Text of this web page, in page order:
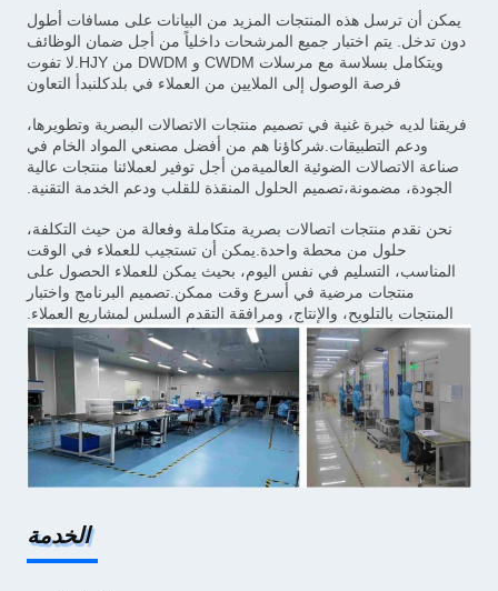
يمكن أن ترسل هذه المنتجات المزيد من البيانات على مسافات أطول
دون تدخل. يتم اختبار جميع المرشحات داخلياً من أجل ضمان الوظائف
ويتكامل بسلاسة مع مرسلات CWDM و DWDM من HJY.لا تفوت
فرصة الوصول إلى الملايين من العملاء في بلدكلنبدأ التعاون
فريقنا لديه خبرة غنية في تصميم منتجات الاتصالات البصرية وتطويرها،
ودعم التطبيقات.شركاؤنا هم من أفضل مصنعي المواد الخام في
صناعة الاتصالات الضوئية العالميةمن أجل توفير لعملائنا منتجات عالية
الجودة، مضمونة،تصميم الحلول المنقذة للقلب ودعم الخدمة التقنية.
نحن نقدم منتجات اتصالات بصرية متكاملة وفعالة من حيث التكلفة،
حلول من محطة واحدة.يمكن أن تستجيب للعملاء في الوقت
المناسب، التسليم في نفس اليوم، بحيث يمكن للعملاء الحصول على
منتجات مرضية في أسرع وقت ممكن.تصميم البرنامج واختبار
المنتجات بالتلويح، والإنتاج، ومرافقة التقدم السلس لمشاريع العملاء.
الخدمة